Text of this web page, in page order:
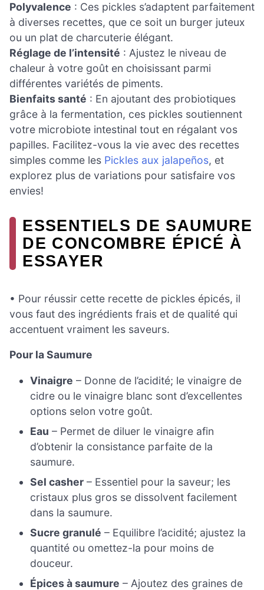
Polyvalence : Ces pickles s’adaptent parfaitement
à diverses recettes, que ce soit un burger juteux
ou un plat de charcuterie élégant.
Réglage de l’intensité : Ajustez le niveau de
chaleur à votre goût en choisissant parmi
différentes variétés de piments.
Bienfaits santé : En ajoutant des probiotiques
grâce à la fermentation, ces pickles soutiennent
votre microbiote intestinal tout en régalant vos
papilles. Facilitez-vous la vie avec des recettes
simples comme les Pickles aux jalapeños, et
explorez plus de variations pour satisfaire vos
envies!
ESSENTIELS DE SAUMURE
DE CONCOMBRE ÉPICÉ À
ESSAYER
• Pour réussir cette recette de pickles épicés, il
vous faut des ingrédients frais et de qualité qui
accentuent vraiment les saveurs.
Pour la Saumure
Vinaigre – Donne de l’acidité; le vinaigre de
cidre ou le vinaigre blanc sont d’excellentes
options selon votre goût.
Eau – Permet de diluer le vinaigre afin
d’obtenir la consistance parfaite de la
saumure.
Sel casher – Essentiel pour la saveur; les
cristaux plus gros se dissolvent facilement
dans la saumure.
Sucre granulé – Equilibre l’acidité; ajustez la
quantité ou omettez-la pour moins de
douceur.
Épices à saumure – Ajoutez des graines de